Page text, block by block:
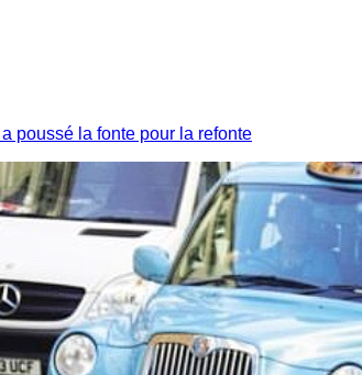
poussé la fonte pour la refonte